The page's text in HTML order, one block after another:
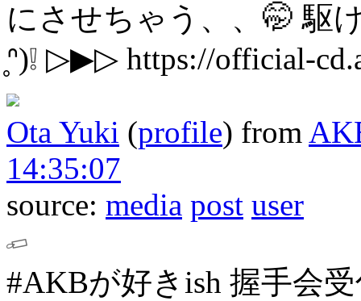
にさせちゃう、、🤭 駆
̥ᐢ)❕ ▷▶︎▷ https://official-
Ota Yuki (profile) from
14:35:07
source: media post user
#AKBが好きish 握手会受